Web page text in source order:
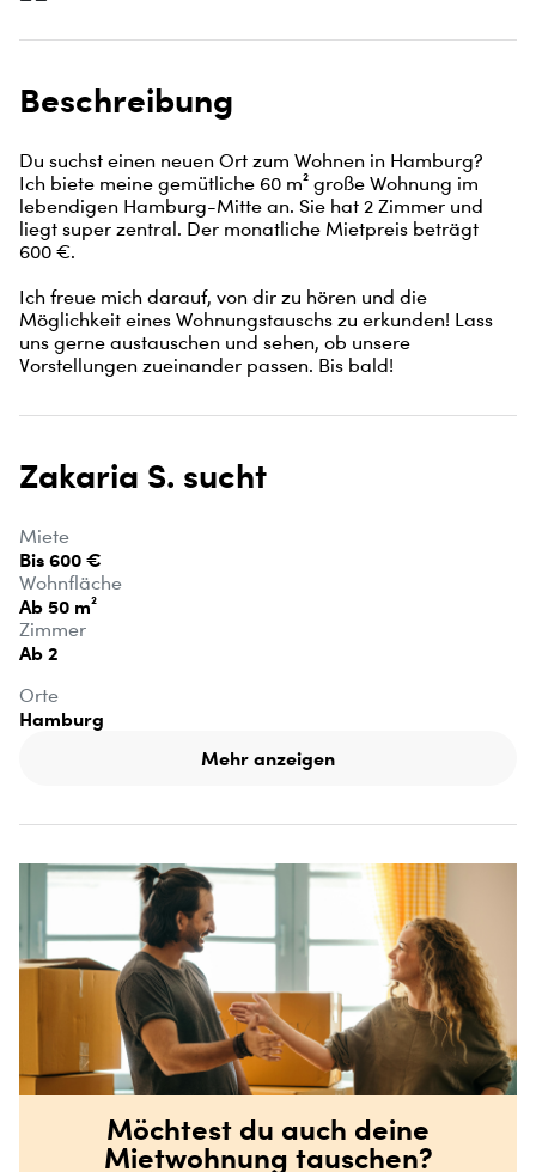
Beschreibung
Du suchst einen neuen Ort zum Wohnen in Hamburg?
Ich biete meine gemütliche 60 m² große Wohnung im
lebendigen Hamburg-Mitte an. Sie hat 2 Zimmer und
liegt super zentral. Der monatliche Mietpreis beträgt
600 €.
Ich freue mich darauf, von dir zu hören und die
Möglichkeit eines Wohnungstauschs zu erkunden! Lass
uns gerne austauschen und sehen, ob unsere
Vorstellungen zueinander passen. Bis bald!
Zakaria S. sucht
Miete
Bis 600 €
Wohnfläche
Ab 50 m²
Zimmer
Ab 2
Orte
Hamburg
Mehr anzeigen
Möchtest du auch deine
Mietwohnung tauschen?